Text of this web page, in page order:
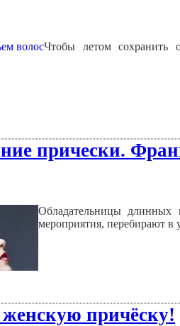
Чтобы летом сохранить
прически.
Обладательницы длинных
мероприятия, перебирают
причёску!